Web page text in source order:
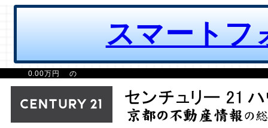
スマートフ
0.00万円 の